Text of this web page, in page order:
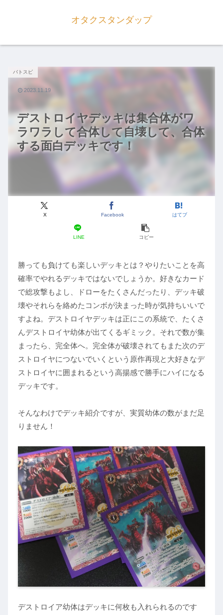
オタクスタンダップ
デストロイヤデッキは集合体がワ
ラワラして合体して自壊して、合体
する面白デッキです！
バトスピ
X Facebook はてブ
LINE コピー
2023.11.19
勝っても負けても楽しいデッキとは？やりたいことを高
確率でやれるデッキではないでしょうか。好きなカード
で総攻撃もよし、ドローをたくさんだったり、デッキ破
壊やそれらを絡めたコンボが決まった時が気持ちいいで
すよね。デストロイヤデッキは正にこの系統で、たくさ
んデストロイヤ幼体が出てくるギミック。それで数が集
まったら、完全体へ。完全体が破壊されてもまた次のデ
ストロイヤにつないでいくという原作再現と大好きなデ
ストロイヤに囲まれるという高揚感で勝手にハイになる
デッキです。
そんなわけでデッキ紹介ですが、実質幼体の数がまだ足
りません！
デストロイア幼体はデッキに何枚も入れられるのです